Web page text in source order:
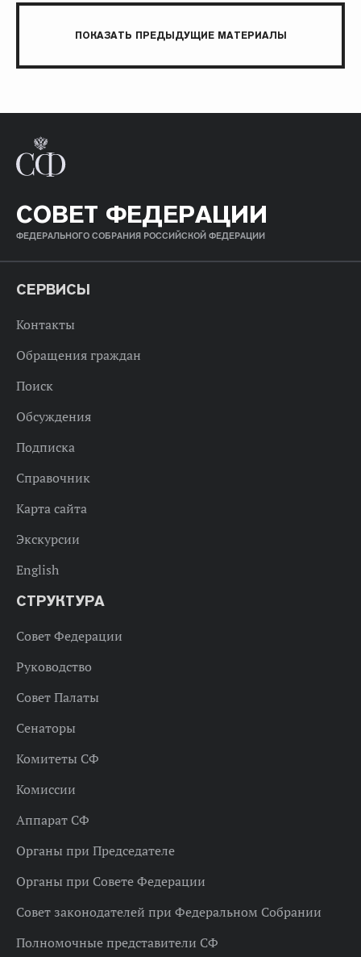
ПОКАЗАТЬ ПРЕДЫДУЩИЕ МАТЕРИАЛЫ
СОВЕТ ФЕДЕРАЦИИ
ФЕДЕРАЛЬНОГО СОБРАНИЯ РОССИЙСКОЙ ФЕДЕРАЦИИ
СЕРВИСЫ
Контакты
Обращения граждан
Поиск
Обсуждения
Подписка
Справочник
Карта сайта
Экскурсии
English
СТРУКТУРА
Совет Федерации
Руководство
Совет Палаты
Сенаторы
Комитеты СФ
Комиссии
Аппарат СФ
Органы при Председателе
Органы при Совете Федерации
Совет законодателей при Федеральном Собрании
Полномочные представители СФ